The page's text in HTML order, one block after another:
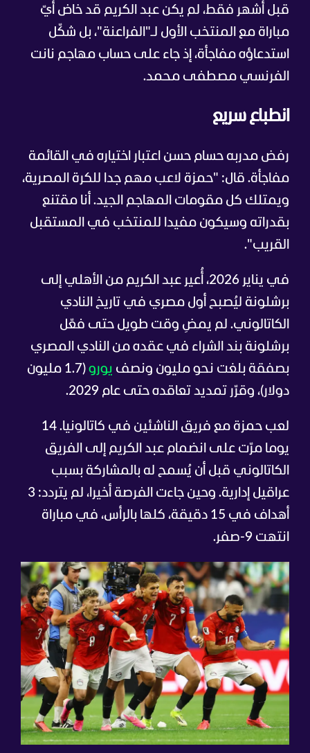
قبل أشهر فقط، لم يكن عبد الكريم قد خاض أيّ
مباراة مع المنتخب الأول لـ"الفراعنة"، بل شكّل
استدعاؤه مفاجأة، إذ جاء على حساب مهاجم نانت
الفرنسي مصطفى محمد.
انطباع سريع
رفض مدربه حسام حسن اعتبار اختياره في القائمة
مفاجأة. قال: "حمزة لاعب مهم جدا للكرة المصرية،
ويمتلك كل مقومات المهاجم الجيد. أنا مقتنع
بقدراته وسيكون مفيدا للمنتخب في المستقبل
القريب".
في يناير 2026، أُعير عبد الكريم من الأهلي إلى
برشلونة ليُصبح أول مصري في تاريخ النادي
الكاتالوني. لم يمضِ وقت طويل حتى فعّل
برشلونة بند الشراء في عقده من النادي المصري
بصفقة بلغت نحو مليون ونصف يورو
(1.7 مليون
دولار)، وقرّر تمديد تعاقده حتى عام 2029.
لعب حمزة مع فريق الناشئين في كاتالونيا. 14
يوما مرّت على انضمام عبد الكريم إلى الفريق
الكاتالوني قبل أن يُسمح له بالمشاركة بسبب
عراقيل إدارية. وحين جاءت الفرصة أخيرا، لم يتردد: 3
أهداف في 15 دقيقة، كلها بالرأس، في مباراة
انتهت 9-صفر.